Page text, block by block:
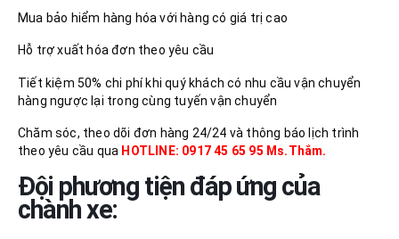
Mua bảo hiểm hàng hóa với hàng có giá trị cao
Hỗ trợ xuất hóa đơn theo yêu cầu
Tiết kiệm 50% chi phí khi quý khách có nhu cầu vận chuyển
hàng ngược lại trong cùng tuyến vận chuyển
Chăm sóc, theo dõi đơn hàng 24/24 và thông báo lịch trình
theo yêu cầu qua HOTLINE: 0917 45 65 95 Ms.Thắm.
Đội phương tiện đáp ứng của
chành xe: